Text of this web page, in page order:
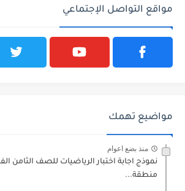
مواقع التواصل الإجتماعي
مواضيع تهمك
منذ بضع اعوام
منطقة...